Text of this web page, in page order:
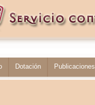
Dotación Publicaciones